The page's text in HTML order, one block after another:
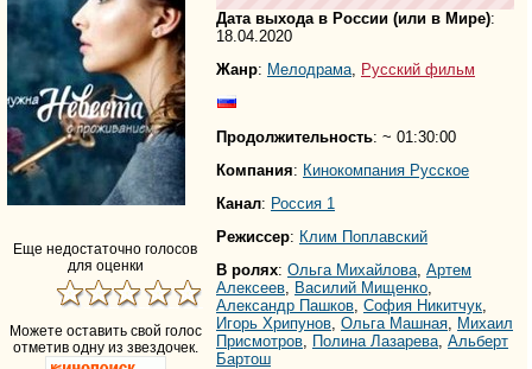
Еще недостаточно голосов
для оценки
Можете оставить свой голос
отметив одну из звездочек.
Дата выхода в России (или в Мире):
18.04.2020
Жанр: Мелодрама, Русский фильм
Продолжительность: ~ 01:30:00
Компания: Кинокомпания Русское
Канал: Россия 1
Режиссер: Клим Поплавский
В ролях: Ольга Михайлова, Артем
Алексеев, Василий Мищенко,
Александр Пашков, София Никитчук,
Игорь Хрипунов, Ольга Машная, Михаил
Присмотров, Полина Лазарева, Альберт
Бартош